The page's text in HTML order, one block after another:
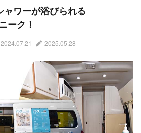
ャワーが浴びられる
ーク！
2024.07.21 2025.05.28